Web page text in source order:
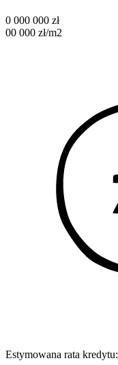
0 000 000 zł
00 000 zł/m2
Estymowana rata kredytu: